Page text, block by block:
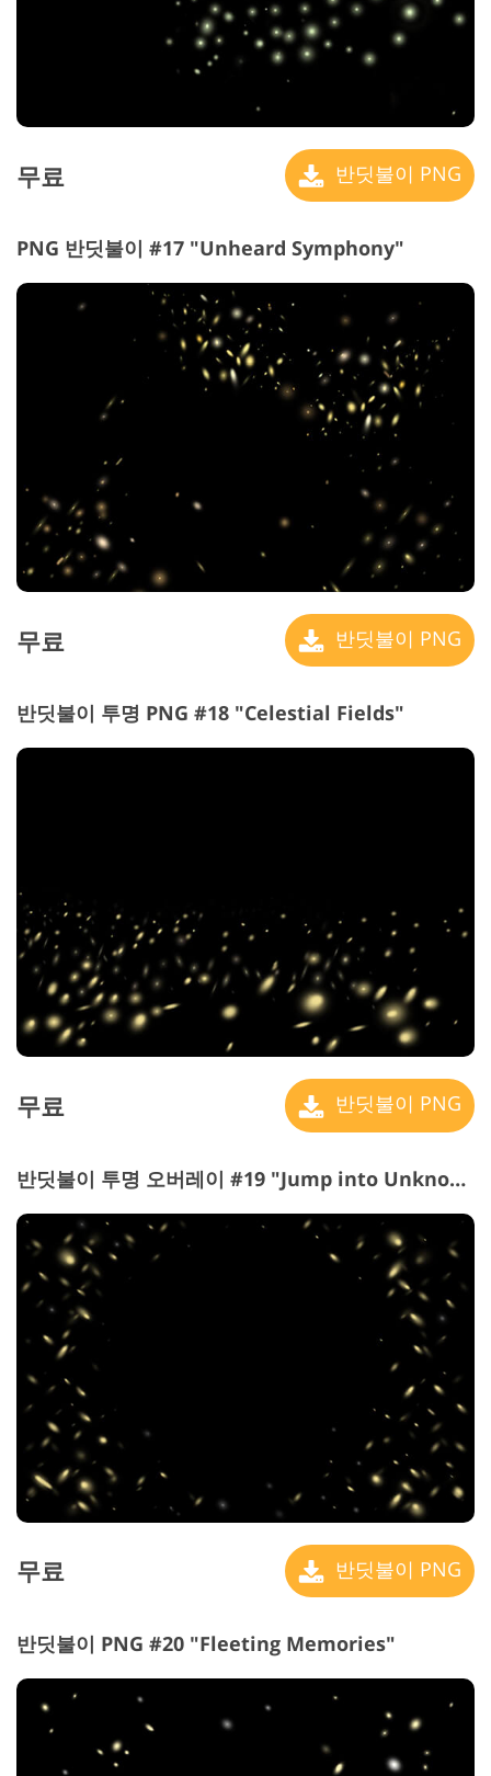
무료 반딧불이 PNG
PNG 반딧불이 #17 "Unheard Symphony"
무료 반딧불이 PNG
반딧불이 투명 PNG #18 "Celestial Fields"
무료 반딧불이 PNG
반딧불이 투명 오버레이 #19 "Jump into Unknown"
무료 반딧불이 PNG
반딧불이 PNG #20 "Fleeting Memories"